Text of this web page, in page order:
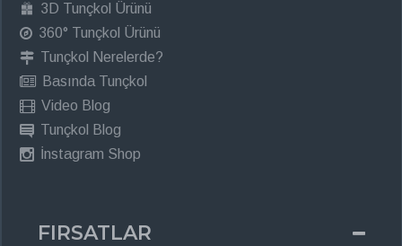
3D Tunçkol Ürünü
360° Tunçkol Ürünü
Tunçkol Nerelerde?
Basında Tunçkol
Video Blog
Tunçkol Blog
İnstagram Shop
FIRSATLAR